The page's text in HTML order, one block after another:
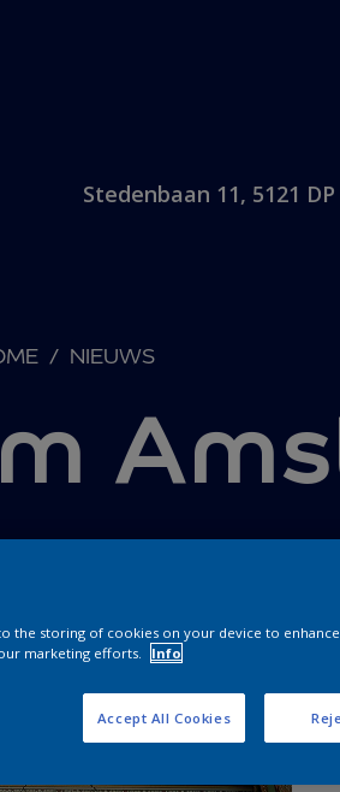
Stedenbaan 11, 5121
/ NIEUWS
the storing of cookies on your device to
marketing efforts.
Info
Accept All Cookies